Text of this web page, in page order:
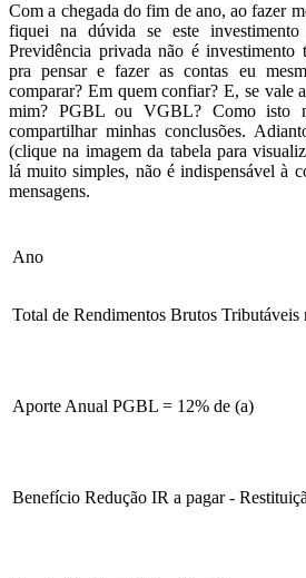
Com a chegada do fim de ano, ao fazer
fiquei na dúvida se este
Previdência privada não é
pra pensar e fazer as contas eu
comparar? Em quem confiar? E, se vale
mim? PGBL ou VGBL? Como isto
compartilhar minhas conclusões.
(clique na imagem da tabela para
lá muito simples, não é indispensável à
mensagens.
Ano
Total de Rendimentos Brutos Tributáveis
Aporte Anual PGBL = 12% de (a)
Benefício Redução IR a pagar -